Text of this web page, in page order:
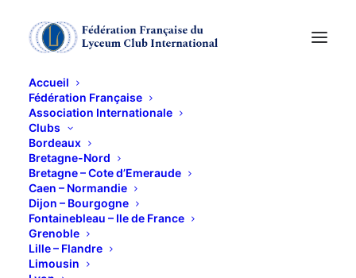
Accueil
Fédération Française
Association Internationale
Clubs
Bordeaux
Bretagne-Nord
Bretagne – Cote d’Emeraude
Caen – Normandie
Dijon – Bourgogne
Fontainebleau – Ile de France
Grenoble
Lille – Flandre
Limousin
Viva l'Opéra « Cosi
Fan Tutte » (Mozart)